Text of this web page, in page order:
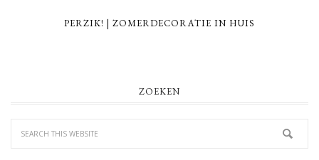
PERZIK! | ZOMERDECORATIE IN HUIS
ZOEKEN